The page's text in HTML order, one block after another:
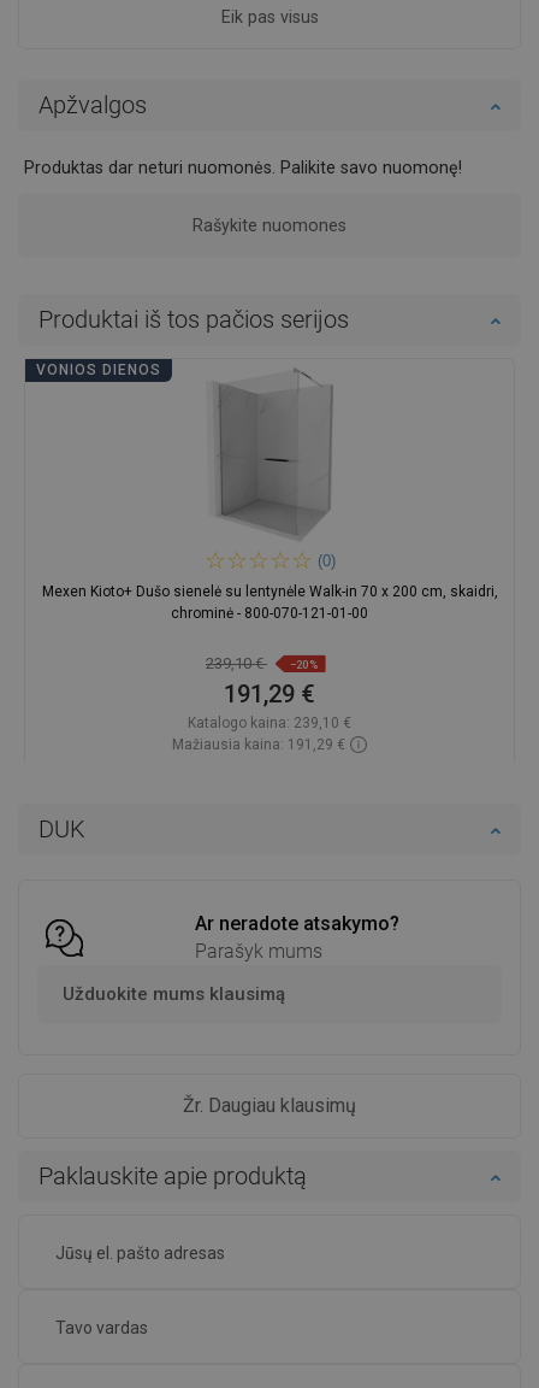
Eik pas visus
DUK
Ar neradote atsakymo?
Parašyk mums
Užduokite mums klausimą
Žr. Daugiau klausimų
Apžvalgos
Produktas dar neturi nuomonės. Palikite savo nuomonę!
Rašykite nuomones
Paklauskite apie produktą
Produktai iš tos pačios serijos
VONIOS DIENOS
(0)
Mexen Kioto+ Dušo sienelė su lentynėle Walk-in 70 x 200 cm, skaidri,
chrominė - 800-070-121-01-00
239,10 € −20%
191,29 €
Katalogo kaina: 239,10 €
Mažiausia kaina: 191,29 €